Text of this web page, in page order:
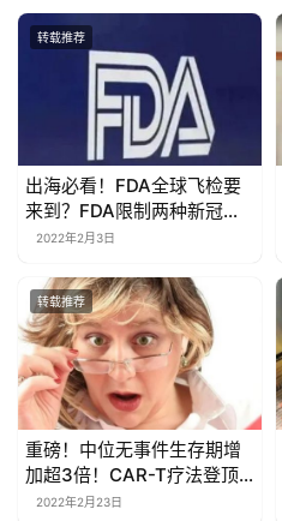
转载推荐
出海必看！FDA全球飞检要
来到？FDA限制两种新冠抗
体的使用，发布多篇仿制药
抗体安全生产和质量控制指
南
2022年2月3日
转载推荐
重磅！中位无事件生存期增
加超3倍！CAR-T疗法登顶
《NEJM》！
2022年2月23日